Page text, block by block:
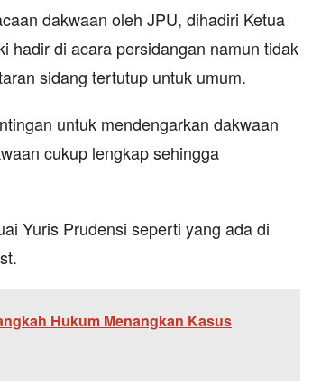
dakwaan oleh JPU, dihadiri Ketua
hadir di acara persidangan namun tidak
sidang tertutup untuk umum.
untuk mendengarkan dakwaan
cukup lengkap sehingga
Yuris Prudensi seperti yang ada di
Hukum Menangkan Kasus